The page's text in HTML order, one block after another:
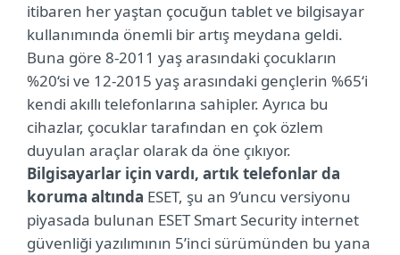
itibaren her yaştan çocuğun tablet ve bilgisayar
kullanımında önemli bir artış meydana geldi.
Buna göre 8-2011 yaş arasındaki çocukların
%20‘si ve 12-2015 yaş arasındaki gençlerin %65‘i
kendi akıllı telefonlarına sahipler. Ayrıca bu
cihazlar, çocuklar tarafından en çok özlem
duyulan araçlar olarak da öne çıkıyor.
Bilgisayarlar için vardı, artık telefonlar da
koruma altında ESET, şu an 9’uncu versiyonu
piyasada bulunan ESET Smart Security internet
güvenliği yazılımının 5’inci sürümünden bu yana